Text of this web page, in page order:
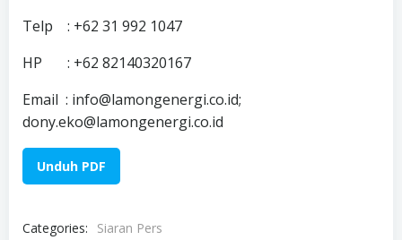
Telp : +62 31 992 1047
HP : +62 82140320167
Email : info@lamongenergi.co.id;
dony.eko@lamongenergi.co.id
Unduh PDF
Categories:
Siaran Pers